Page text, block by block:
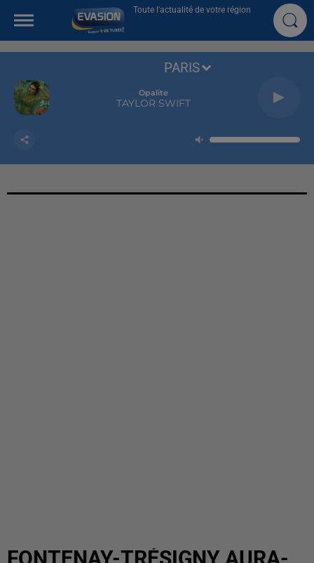
Toute l'actualité de votre région
Opalite
TAYLOR SWIFT
PARIS